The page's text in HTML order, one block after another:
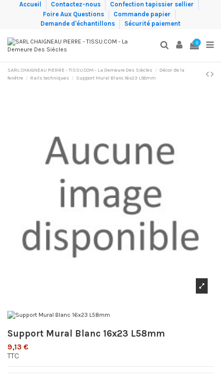
Accueil Contactez-nous
Confection tapissier sellier
Foire Aux Questions
Commande papier
Demande d'échantillons
Sécurité paiement
0
SARL CHAIGNEAU PIERRE - TISSU.COM - La Demeure Des Siècles
Décor de la
fenêtre
Rails techniques Support Mural Blanc 16x23 L58mm
Support Mural Blanc 16x23 L58mm
9,13 €
TTC